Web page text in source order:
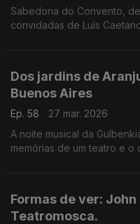
Sabedoria do Convento,
convidadas de Luís
Dos jardins de
Buenos Aires
Ep. 58
27 mar. 2026
A noite musical da
memórias de um teatro e o
Formas de ver:
Teatromosca.